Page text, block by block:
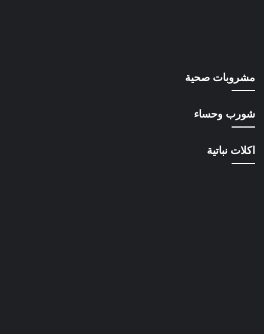
مشروبات صحية
شورب وحساء
اكلات نباتية